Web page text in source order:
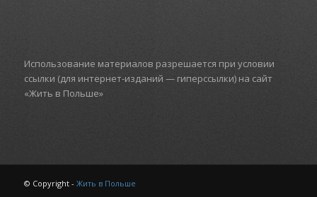
Использование материалов разрешается при условии
ссылки (для интернет-изданий — гиперссылки) на сайт
«Жить в Польше»
© Copyright - Жить в Польше